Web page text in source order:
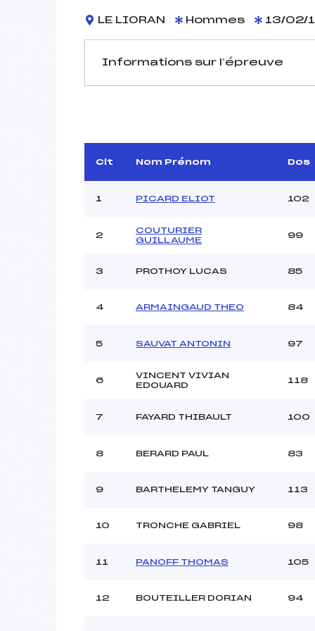
LE LIORAN Hommes 13/02/
Informations sur l’épreuve
Arbitre :
Assistant :
MANCHE 1
Ouvreurs A :
Ouvreurs C :
Ouvreurs E :
Pénalité appliquée :
Clt Nom Prénom Dos
1 PICARD ELIOT 102
2
COUTURIER
GUILLAUME
99
3 PROTHOY LUCAS 85
4 ARMAINGAUD THEO 84
5 SAUVAT ANTONIN 97
6
VINCENT VIVIAN
EDOUARD
118
7 FAYARD THIBAULT 100
8 BERARD PAUL 83
9 BARTHELEMY TANGUY 113
10 TRONCHE GABRIEL 98
11 PANOFF THOMAS 105
12 BOUTEILLER DORIAN 94